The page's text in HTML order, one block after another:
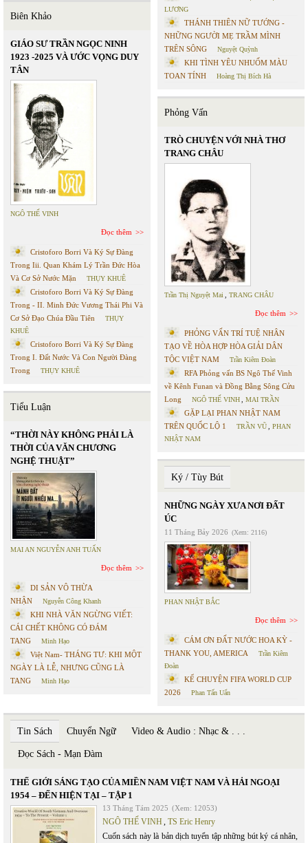
Biên Khảo
GIÁO SƯ TRẦN NGỌC NINH
1923 -2025 VÀ ƯỚC VỌNG DUY
TÂN
NGÔ THẾ VINH
Đọc thêm
Cristoforo Borri Và Ký Sự Đàng
Trong Iii. Quan Khám Lý Trần Đức Hòa
Và Cơ Sở Nước Mặn
THỤY KHUÊ
Cristoforo Borri Và Ký Sự Đàng
Trong - II. Minh Đức Vương Thái Phi Và
Cơ Sở Đạo Chúa Đầu Tiên
THỤY
KHUÊ
Cristoforo Borri Và Ký Sự Đàng
Trong I. Đất Nước Và Con Người Đàng
Trong
THỤY KHUÊ
Tiểu Luận
“THỜI NÀY KHÔNG PHẢI LÀ
THỜI CỦA VĂN CHƯƠNG
NGHỆ THUẬT”
MAI AN NGUYỄN ANH TUẤN
Đọc thêm
DI SẢN VÔ THỪA
NHẬN
Nguyễn Công Khanh
KHI NHÀ VĂN NGỪNG VIẾT:
CÁI CHẾT KHÔNG CÓ ĐÁM
TANG
Minh Hạo
Việt Nam- THÁNG TƯ: KHI MỘT
NGÀY LÀ LỄ, NHƯNG CŨNG LÀ
TANG
Minh Hạo
LƯƠNG
THÁNH THIÊN NỮ TƯỚNG -
NHỮNG NGƯỜI MẸ TRẦM MÌNH
TRÊN SÔNG
Nguyệt Quỳnh
KHI TÌNH YÊU NHUỐM MÀU
TOAN TÍNH
Hoàng Thị Bích Hà
Phỏng Vấn
TRÒ CHUYỆN VỚI NHÀ THƠ
TRANG CHÂU
Trần Thị Nguyệt Mai TRANG CHÂU
Đọc thêm
PHỎNG VẤN TRÍ TUỆ NHÂN
TẠO VỀ HÒA HỢP HÒA GIẢI DÂN
TỘC VIỆT NAM
Trần Kiêm Đoàn
RFA Phỏng vấn BS Ngô Thế Vinh
về Kênh Funan và Đồng Bằng Sông Cửu
Long
NGÔ THẾ VINH MAI TRẦN
GẶP LẠI PHAN NHẬT NAM
TRÊN QUỐC LỘ 1
TRẦN VŨ
PHAN
NHẬT NAM
Ký / Tùy Bút
NHỮNG NGÀY XƯA NƠI ĐẤT
ÚC
11 Tháng Bảy 2026 (Xem: 2116)
PHAN NHẬT BẮC
Đọc thêm
CÁM ƠN ĐẤT NƯỚC HOA KỲ -
THANK YOU, AMERICA
Trần Kiêm
Đoàn
KỂ CHUYỆN FIFA WORLD CUP
2026
Phan Tấn Uẩn
Tin Sách Chuyển Ngữ Video & Audio : Nhạc & . . .
Đọc Sách - Mạn Đàm
THẾ GIỚI SÁNG TẠO CỦA MIỀN NAM VIỆT NAM VÀ HẢI NGOẠI
1954 – ĐẾN HIỆN TẠI – TẬP 1
13 Tháng Tám 2025 (Xem: 12053)
NGÔ THẾ VINH, TS Eric Henry
Cuốn sách này là bản dịch tuyển tập những bút ký cá nhân,